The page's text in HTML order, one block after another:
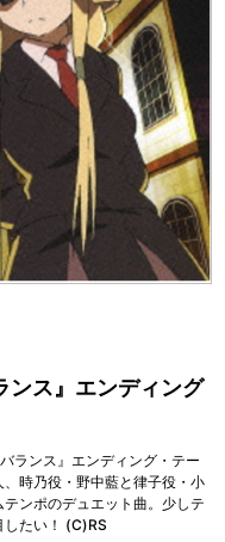
ス』エンディング
ランス』エンディング・テー
時乃役・野中藍と律子役・小
ンポのデュエット曲。少しテ
したい！ (C)RS